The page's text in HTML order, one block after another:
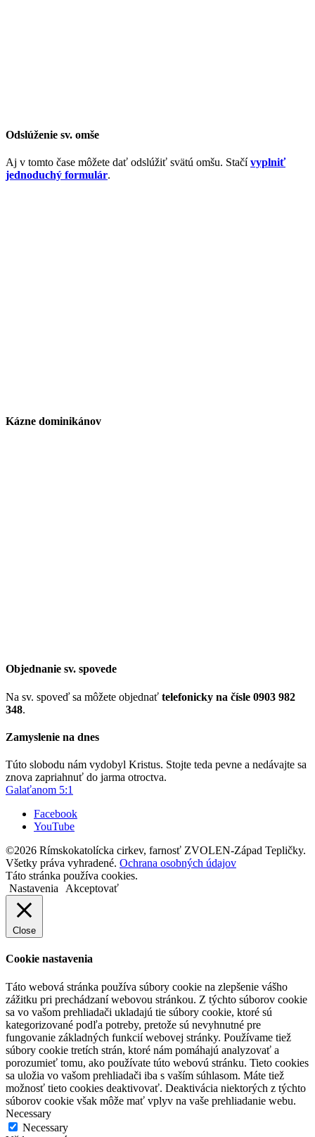
Odslúženie sv. omše
Aj v tomto čase môžete dať odslúžiť svätú omšu. Stačívyplniť
jednoduchý formulár.
Kázne dominikánov
Objednanie sv. spovede
Na sv. spoveď sa môžete objednať telefonicky na čísle 0903 982
348.
Zamyslenie na dnes
Túto slobodu nám vydobyl Kristus. Stojte teda pevne a nedávajte sa
znova zapriahnuť do jarma otroctva.
Galaťanom 5:1
Facebook
YouTube
©2026 Rímskokatolícka cirkev, farnosť ZVOLEN-Západ Tepličky.
Všetky práva vyhradené. Ochrana osobných údajov
Táto stránka používa cookies.
Nastavenia
Akceptovať
Close
Cookie nastavenia
Táto webová stránka používa súbory cookie na zlepšenie vášho
zážitku pri prechádzaní webovou stránkou. Z týchto súborov cookie
sa vo vašom prehliadači ukladajú tie súbory cookie, ktoré sú
kategorizované podľa potreby, pretože sú nevyhnutné pre
fungovanie základných funkcií webovej stránky. Používame tiež
súbory cookie tretích strán, ktoré nám pomáhajú analyzovať a
porozumieť tomu, ako používate túto webovú stránku. Tieto cookies
sa uložia vo vašom prehliadači iba s vaším súhlasom. Máte tiež
možnosť tieto cookies deaktivovať. Deaktivácia niektorých z týchto
súborov cookie však môže mať vplyv na vaše prehliadanie webu.
Necessary
Necessary